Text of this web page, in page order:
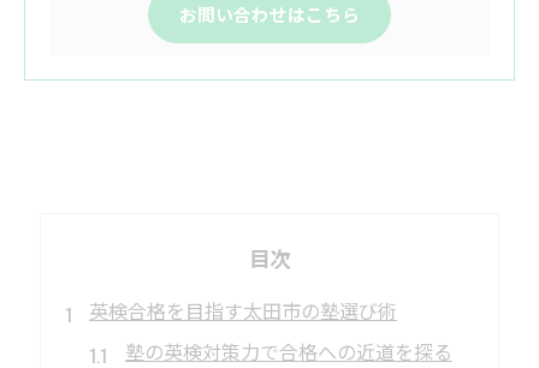
お問い合わせはこちら
目次
英検合格を目指す太田市の塾選び術
塾の英検対策力で合格への近道を探る